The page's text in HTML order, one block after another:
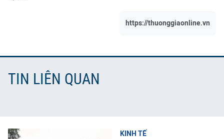
https://thuonggiaonline.vn
TIN LIÊN QUAN
KINH TẾ